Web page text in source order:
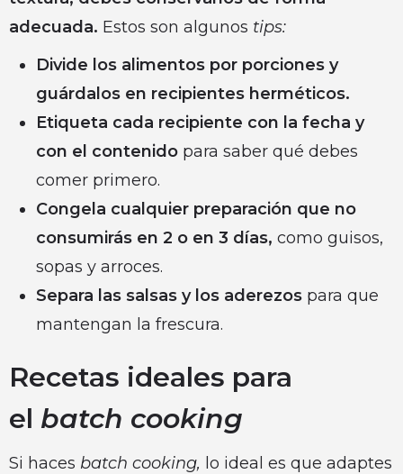
adecuada. Estos son algunos tips:
Divide los alimentos por porciones y
guárdalos en recipientes herméticos.
Etiqueta cada recipiente con la fecha y
con el contenido para saber qué debes
comer primero.
Congela cualquier preparación que no
consumirás en 2 o en 3 días, como guisos,
sopas y arroces.
Separa las salsas y los aderezos para que
mantengan la frescura.
Recetas ideales para
el batch cooking
Si haces batch cooking, lo ideal es que adaptes